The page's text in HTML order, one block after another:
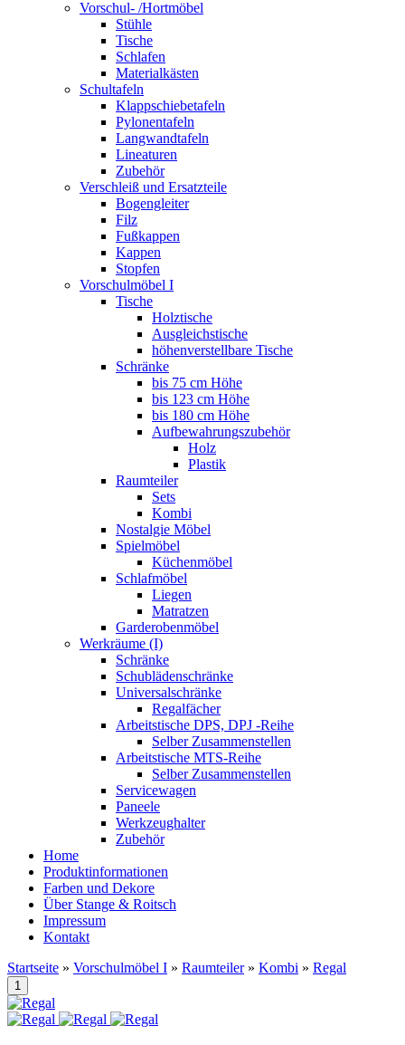
Vorschul- /Hortmöbel
Stühle
Tische
Schlafen
Materialkästen
Schultafeln
Klappschiebetafeln
Pylonentafeln
Langwandtafeln
Lineaturen
Zubehör
Verschleiß und Ersatzteile
Bogengleiter
Filz
Fußkappen
Kappen
Stopfen
Vorschulmöbel I
Tische
Holztische
Ausgleichstische
höhenverstellbare Tische
Schränke
bis 75 cm Höhe
bis 123 cm Höhe
bis 180 cm Höhe
Aufbewahrungszubehör
Holz
Plastik
Raumteiler
Sets
Kombi
Nostalgie Möbel
Spielmöbel
Küchenmöbel
Schlafmöbel
Liegen
Matratzen
Garderobenmöbel
Werkräume (I)
Schränke
Schublädenschränke
Universalschränke
Regalfächer
Arbeitstische DPS, DPJ -Reihe
Selber Zusammenstellen
Arbeitstische MTS-Reihe
Selber Zusammenstellen
Servicewagen
Paneele
Werkzeughalter
Zubehör
Home
Produktinformationen
Farben und Dekore
Über Stange & Roitsch
Impressum
Kontakt
Startseite » Vorschulmöbel I » Raumteiler» Kombi » Regal